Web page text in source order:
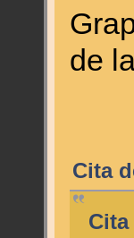
de
Cita
Cita